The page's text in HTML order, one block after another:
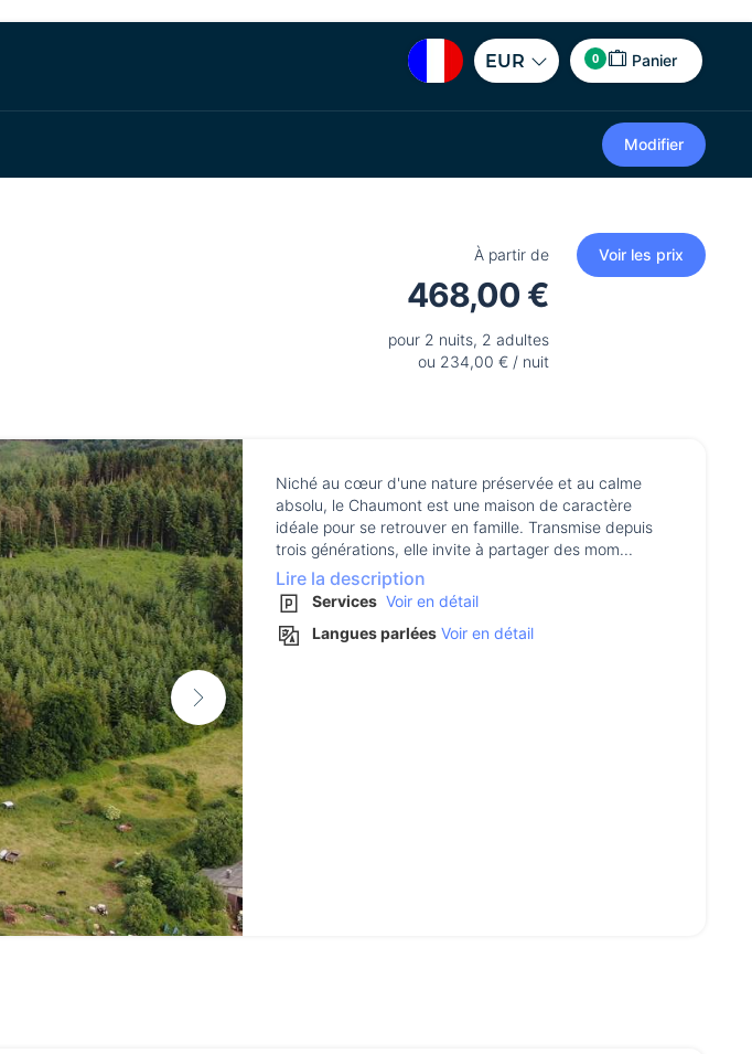
EUR 0 Panier
Modifier
À partir de
468,00 €
pour 2 nuits, 2 adultes
ou 234,00 € / nuit
Voir les prix
Niché au cœur d'une nature préservée et au calme
absolu, le Chaumont est une maison de caractère
idéale pour se retrouver en famille. Transmise depuis
trois générations, elle invite à partager des mom...
Lire la description
Services Voir en détail
Langues parlées Voir en détail